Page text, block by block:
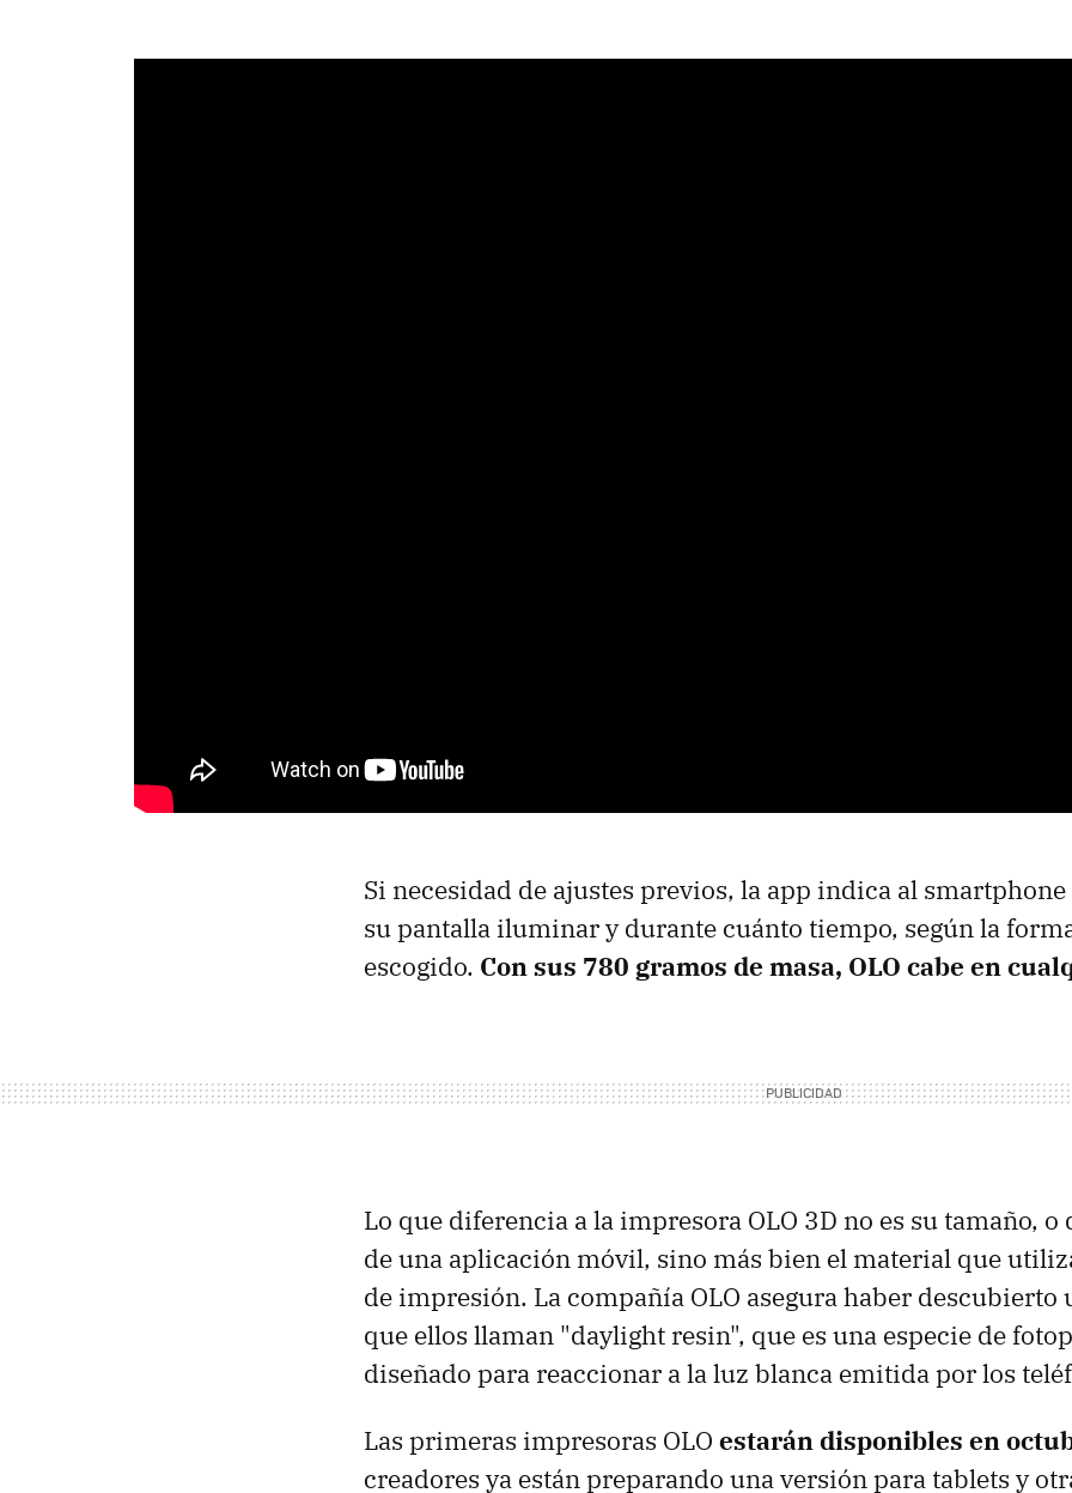
Si necesidad de ajustes previos, la app indica al
su pantalla iluminar y durante cuánto tiempo, según la
escogido. Con sus 780 gramos de masa, OLO cabe en
Lo que diferencia a la impresora OLO 3D no es su tamaño, o
de una aplicación móvil, sino más bien el material que
de impresión. La compañía OLO asegura haber descubierto
que ellos llaman "daylight resin", que es una especie de
diseñado para reaccionar a la luz blanca emitida por los
Las primeras impresoras OLO estarán disponibles en
creadores ya están preparando una versión para tablets y